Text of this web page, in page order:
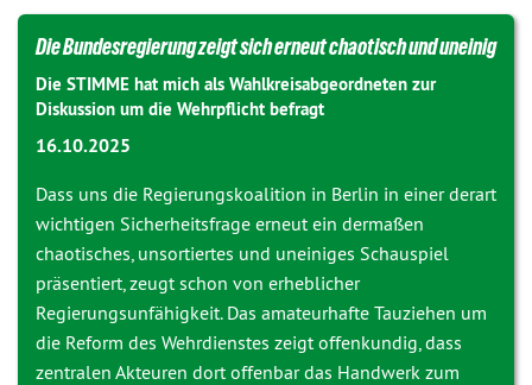
Die Bundesregierung zeigt sich erneut chaotisch und uneinig
Die STIMME hat mich als Wahlkreisabgeordneten zur
Diskussion um die Wehrpflicht befragt
16.10.2025
Dass uns die Regierungskoalition in Berlin in einer derart
wichtigen Sicherheitsfrage erneut ein dermaßen
chaotisches, unsortiertes und uneiniges Schauspiel
präsentiert, zeugt schon von erheblicher
Regierungsunfähigkeit. Das amateurhafte Tauziehen um
die Reform des Wehrdienstes zeigt offenkundig, dass
zentralen Akteuren dort offenbar das Handwerk zum